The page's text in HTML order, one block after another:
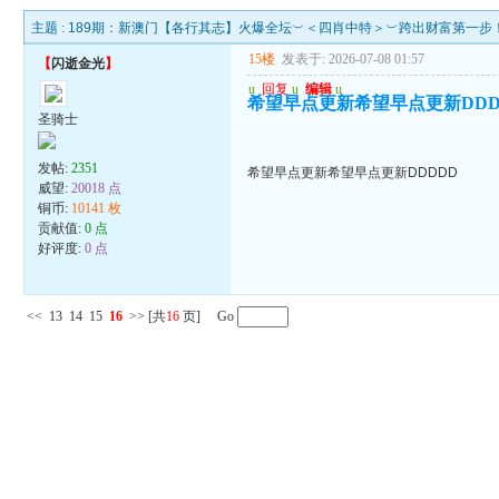
主题 : 189期：新澳门【各行其志】火爆全坛︶＜四肖中特＞︶跨出财富第一步
【闪逝金光】
圣骑士
发帖:2351
威望:20018 点
铜币: 10141 枚
贡献值:0 点
好评度:0 点
15楼 发表于: 2026-07-08 01:57
u 回复 u 编辑 u
希望早点更新希望早点更新
希望早点更新希望早点更新DDDDD
<< 13 14 15 16 >> [共16 页] Go